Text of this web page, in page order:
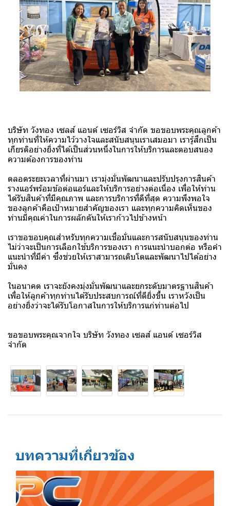
บริษัท วังทอง เซลส์ แอนด์ เซอร์วิส จำกัด ขอขอบพระคุณลูกค้า
ทุกท่านที่ให้ความไว้วางใจและสนับสนุนเราเสมอมา เรารู้สึกเป็น
เกียรติอย่างยิ่งที่ได้เป็นส่วนหนึ่งในการให้บริการและตอบสนอง
ความต้องการของท่าน
ตลอดระยะเวลาที่ผ่านมา เรามุ่งมั่นพัฒนาและปรับปรุงการสินค้า
รางแอร์พร้อมข้อต่อแอร์และให้บริการอย่างต่อเนื่อง เพื่อให้ท่าน
ได้รับสินค้าที่มีคุณภาพ และการบริการที่ดีที่สุด ความพึงพอใจ
ของลูกค้าคือเป้าหมายสำคัญของเรา และทุกความคิดเห็นของ
ท่านมีคุณค่าในการผลักดันให้เราก้าวไปข้างหน้า
เราขอขอบคุณสำหรับทุกความเชื่อมั่นและการสนับสนุนของท่าน
ไม่ว่าจะเป็นการเลือกใช้บริการของเรา การแนะนำบอกต่อ หรือคำ
แนะนำที่มีค่า ซึ่งช่วยให้เราสามารถเติบโตและพัฒนาไปได้อย่าง
มั่นคง
ในอนาคต เราจะยังคงมุ่งมั่นพัฒนาและยกระดับมาตรฐานสินค้า
เพื่อให้ลูกค้าทุกท่านได้รับประสบการณ์ที่ดียิ่งขึ้น เราหวังเป็น
อย่างยิ่งว่าจะได้รับโอกาสในการให้บริการแก่ท่านต่อไป
ขอขอบพระคุณจากใจ บริษัท วังทอง เซลส์ แอนด์ เซอร์วิส
จำกัด
บทความที่เกี่ยวข้อง